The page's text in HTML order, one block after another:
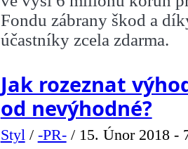
Fondu zábrany škod a
účastníky zcela zdarma.
Jak rozeznat
od nevýhodné?
Styl/ -PR-/ 15. Únor 2018 -